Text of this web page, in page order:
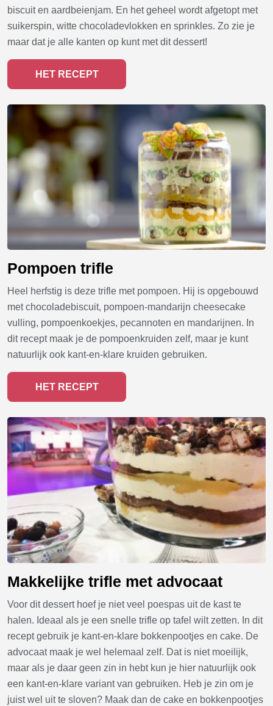
biscuit en aardbeienjam. En het geheel wordt afgetopt met
suikerspin, witte chocoladevlokken en sprinkles. Zo zie je
maar dat je alle kanten op kunt met dit dessert!
HET RECEPT
Pompoen trifle
Heel herfstig is deze trifle met pompoen. Hij is opgebouwd
met chocoladebiscuit, pompoen-mandarijn cheesecake
vulling, pompoenkoekjes, pecannoten en mandarijnen. In
dit recept maak je de pompoenkruiden zelf, maar je kunt
natuurlijk ook kant-en-klare kruiden gebruiken.
HET RECEPT
Makkelijke trifle met advocaat
Voor dit dessert hoef je niet veel poespas uit de kast te
halen. Ideaal als je een snelle trifle op tafel wilt zetten. In dit
recept gebruik je kant-en-klare bokkenpootjes en cake. De
advocaat maak je wel helemaal zelf. Dat is niet moeilijk,
maar als je daar geen zin in hebt kun je hier natuurlijk ook
een kant-en-klare variant van gebruiken. Heb je zin om je
juist wel uit te sloven? Maak dan de cake en bokkenpootjes